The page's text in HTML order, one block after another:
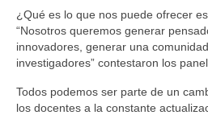
¿Qué es lo que nos puede ofrecer
“Nosotros queremos generar
innovadores, generar una
investigadores” contestaron los
Todos podemos ser parte de un
los docentes a la constante